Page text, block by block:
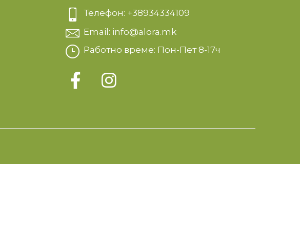
Телефон: +38934334109
Email: info@alora.mk
Работно време: Пон-Пет 8-17ч